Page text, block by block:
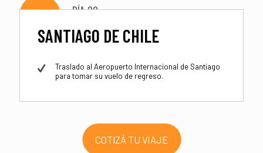
DÍA 20
SANTIAGO DE CHILE
Traslado al Aeropuerto Internacional de Santiago
para tomar su vuelo de regreso.
COTIZÁ TU VIAJE